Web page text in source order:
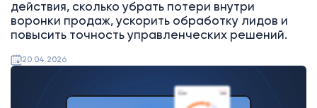
действия, сколько убрать потери внутри
воронки продаж, ускорить обработку лидов и
повысить точность управленческих решений.
20.04.2026
Битрикс24